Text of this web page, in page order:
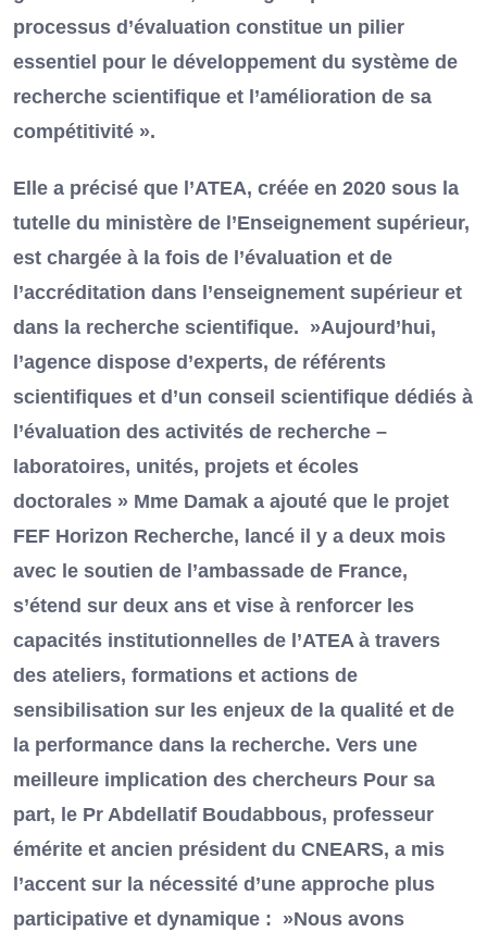
processus d’évaluation constitue un pilier
essentiel pour le développement du système de
recherche scientifique et l’amélioration de sa
compétitivité ».
Elle a précisé que l’ATEA, créée en 2020 sous la
tutelle du ministère de l’Enseignement supérieur,
est chargée à la fois de l’évaluation et de
l’accréditation dans l’enseignement supérieur et
dans la recherche scientifique. »Aujourd’hui,
l’agence dispose d’experts, de référents
scientifiques et d’un conseil scientifique dédiés à
l’évaluation des activités de recherche –
laboratoires, unités, projets et écoles
doctorales » Mme Damak a ajouté que le projet
FEF Horizon Recherche, lancé il y a deux mois
avec le soutien de l’ambassade de France,
s’étend sur deux ans et vise à renforcer les
capacités institutionnelles de l’ATEA à travers
des ateliers, formations et actions de
sensibilisation sur les enjeux de la qualité et de
la performance dans la recherche. Vers une
meilleure implication des chercheurs Pour sa
part, le Pr Abdellatif Boudabbous, professeur
émérite et ancien président du CNEARS, a mis
l’accent sur la nécessité d’une approche plus
participative et dynamique : »Nous avons